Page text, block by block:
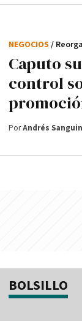
Caputo
control
NEGOCIOS /
PorAndrés
BOLSILLO